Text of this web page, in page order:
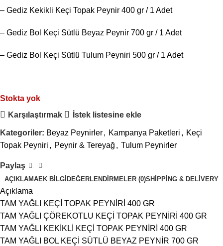
– Gediz Kekikli Keçi Topak Peynir 400 gr / 1 Adet
– Gediz Bol Keçi Sütlü Beyaz Peynir 700 gr / 1 Adet
– Gediz Bol Keçi Sütlü Tulum Peyniri 500 gr / 1 Adet
Stokta yok
Karşılaştırmak
İstek listesine ekle
Kategoriler: Beyaz Peynirler, Kampanya Paketleri , Keçi
Topak Peyniri , Peynir & Tereyağ , Tulum Peynirler
Paylaş
AÇIKLAMAEK BILGI DEĞERLENDIRMELER (0)SHIPPING & DELIVERY
Açıklama
TAM YAĞLI KEÇİ TOPAK PEYNİRİ 400 GR
TAM YAĞLI ÇÖREKOTLU KEÇİ TOPAK PEYNİRİ 400 GR
TAM YAĞLI KEKİKLİ KEÇİ TOPAK PEYNİRİ 400 GR
TAM YAĞLI BOL KEÇİ SÜTLÜ BEYAZ PEYNİR 700 GR